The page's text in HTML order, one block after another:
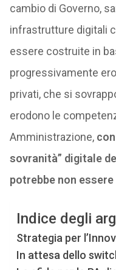
cambio di Governo,
infrastrutture digitali
essere costruite in
progressivamente
privati, che si
erodono le
Amministrazione,
sovranità” digitale
potrebbe non
Indice degli
Strategia per
In attesa dello